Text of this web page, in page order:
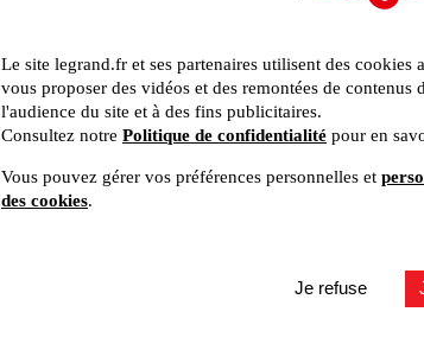
Le site legrand.fr et ses partenaires utilisent des
vous proposer des vidéos et des remontées de contenus
l'audience du site et à des fins publicitaires.
Consultez notre Politique de confidentialité pour en
Vous pouvez gérer vos préférences personnelles et
des cookies.
Je refuse